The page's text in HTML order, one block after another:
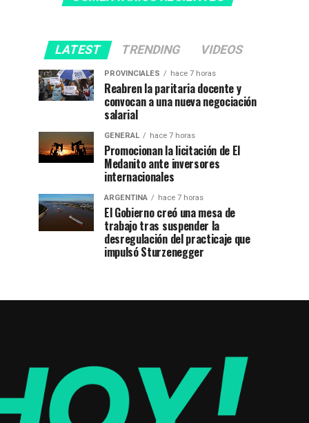
LATEST TRENDING VIDEOS
PROVINCIALES hace 7 horas
Reabren la paritaria docente y
convocan a una nueva negociación
salarial
GENERAL hace 7 horas
Promocionan la licitación de El
Medanito ante inversores
internacionales
ARGENTINA hace 7 horas
El Gobierno creó una mesa de
trabajo tras suspender la
desregulación del practicaje que
impulsó Sturzenegger